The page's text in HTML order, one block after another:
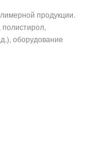
продукции.
оборудование